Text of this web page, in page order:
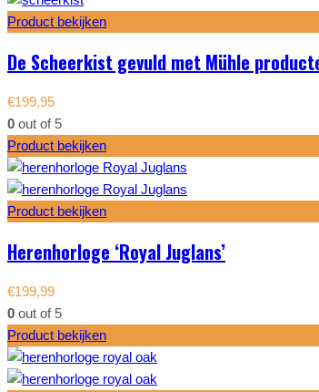
Product bekijken
De Scheerkist gevuld met Mühle
€199,95
0 out of 5
Product bekijken
Product bekijken
Herenhorloge ‘Royal Juglans’
€199,99
0 out of 5
Product bekijken